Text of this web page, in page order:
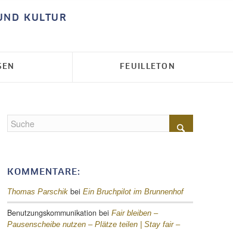
KULTUR
FEUILLETON
KOMMENTARE:
Thomas Parschik bei Ein Bruchpilot im Brunnenhof
Benutzungskommunikation bei Fair bleiben –
Pausenscheibe nutzen – Plätze teilen | Stay fair –